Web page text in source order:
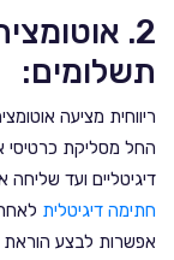
2.
תשלומים:
ריווחית מציעה
החל מסליקת כרטיסי
דיגיטליים ועד
חתימה דיגיטלית
אפשרות לבצע הוראת